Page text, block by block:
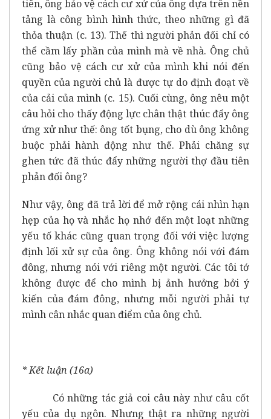
tiên, ông bảo vệ cách cư xử của ông dựa trên nền
tảng là công bình hình thức, theo những gì đã
thỏa thuận (c. 13). Thế thì người phản đối chỉ có
thể cầm lấy phần của mình mà về nhà. Ông chủ
cũng bảo vệ cách cư xử của mình khi nói đến
quyền của người chủ là được tự do định đoạt về
của cải của mình (c. 15). Cuối cùng, ông nêu một
câu hỏi cho thấy động lực chân thật thúc đẩy ông
ứng xử như thế: ông tốt bụng, cho dù ông không
buộc phải hành động như thế. Phải chăng sự
ghen tức đã thúc đẩy những người thợ đầu tiên
phản đối ông?
Như vậy, ông đã trả lời để mở rộng cái nhìn hạn
hẹp của họ và nhắc họ nhớ đến một loạt những
yếu tố khác cũng quan trọng đối với việc lượng
định lối xử sự của ông. Ông không nói với đám
đông, nhưng nói với riêng một người. Các tôi tớ
không được để cho mình bị ảnh hưởng bởi ý
kiến của đám đông, nhưng mỗi người phải tự
mình cân nhắc quan điểm của ông chủ.
* Kết luận (16a)
Có những tác giả coi câu này như câu cốt
yếu của dụ ngôn. Nhưng thật ra những người